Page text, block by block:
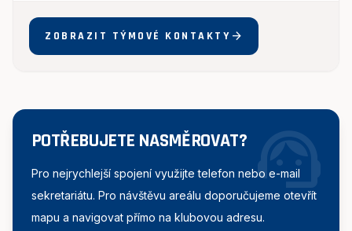
ZOBRAZIT TÝMOVÉ KONTAKTY arrow_forward
support_agent
POTŘEBUJETE NASMĚROVAT?
Pro nejrychlejší spojení využijte telefon nebo e-mail
sekretariátu. Pro návštěvu areálu doporučujeme otevřít
mapu a navigovat přímo na klubovou adresu.